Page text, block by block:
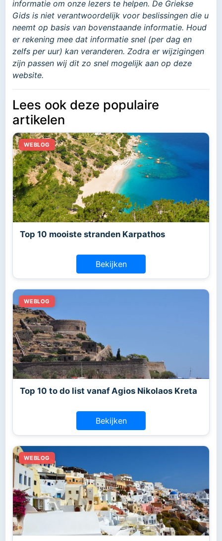
informatie om onze lezers te helpen. De Griekse
Gids is niet verantwoordelijk voor beslissingen die u
neemt op basis van bovenstaande informatie. Houd
er rekening mee dat informatie snel (per dag en
zelfs per uur) kan veranderen. Zodra er wijzigingen
zijn passen wij dit zo snel mogelijk aan op deze
website.
Lees ook deze populaire
artikelen
Top 10 mooiste stranden Karpathos
Bekijken
Top 10 to do list vanaf Agios Nikolaos Kreta
Bekijken